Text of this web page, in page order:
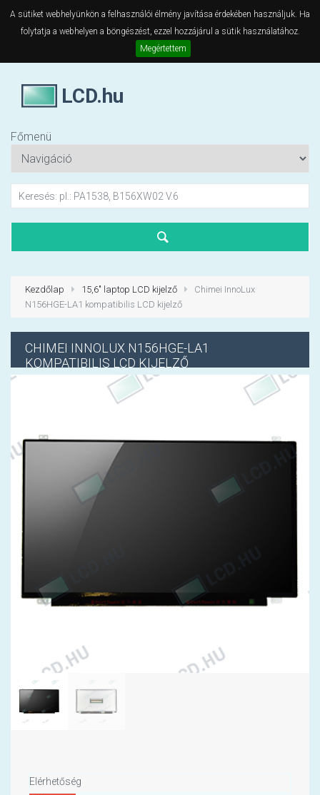
A sütiket webhelyünkön a felhasználói élmény javítása érdekében használjuk. Ha
folytatja a webhelyen a böngészést, ezzel hozzájárul a sütik használatához.
Megértettem
LCD.hu
Főmenü
Kezdőlap 15,6" laptop LCD kijelző
Chimei InnoLux
N156HGE-LA1 kompatibilis LCD kijelző
CHIMEI INNOLUX N156HGE-LA1
KOMPATIBILIS LCD KIJELZŐ
Elérhetőség